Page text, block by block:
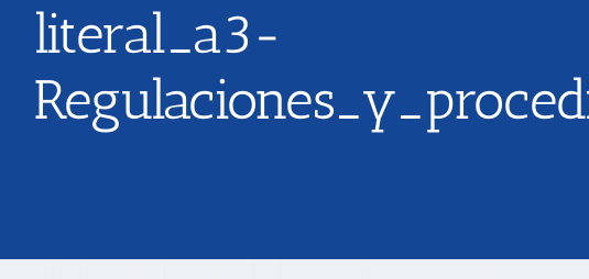
literal_a3-